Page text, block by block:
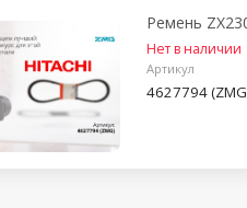
Ремень
Нет в наличии
Артикул
4627794